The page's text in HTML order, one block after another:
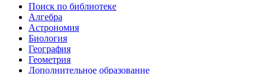
Поиск по библиотеке
Алгебра
Астрономия
Биология
География
Геометрия
Дополнительное образование